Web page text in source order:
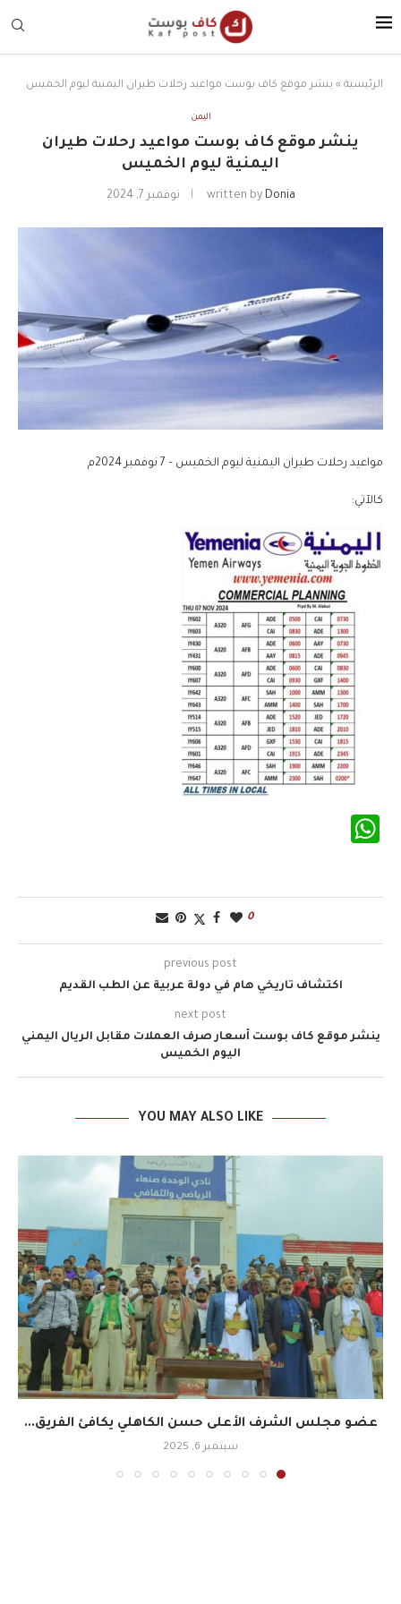
الرئيسية » ينشر موقع كاف بوست مواعيد رحلات طيران اليمنية ليوم الخميس
اليمن
ينشر موقع كاف بوست مواعيد رحلات طيران
اليمنية ليوم الخميس
written by Donia نوفمبر 7, 2024
مواعيد رحلات طيران اليمنية ليوم الخميس – 7 نوفمبر 2024م
كالآتي:
0
previous post
اكتشاف تاريخي هام في دولة عربية عن الطب القديم
next post
ينشر موقع كاف بوست أسعار صرف العملات مقابل الريال اليمني
اليوم الخميس
YOU MAY ALSO LIKE
عضو مجلس الشرف الأعلى حسن الكاهلي يكافئ الفريق...
سبتمبر 6, 2025